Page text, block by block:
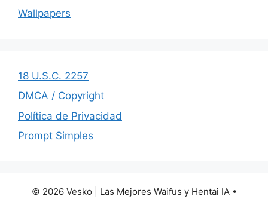
Wallpapers
18 U.S.C. 2257
DMCA / Copyright
Política de Privacidad
Prompt Simples
© 2026 Vesko | Las Mejores Waifus y Hentai IA•